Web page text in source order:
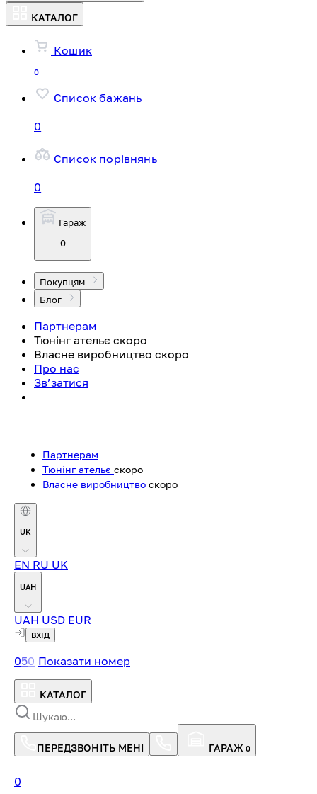
КАТАЛОГ
Кошик
0
Список бажань
0
Список порівнянь
0
Гараж
0
Покупцям
Блог
Партнерам
Тюнінг ательє скоро
Власне виробництво скоро
Про нас
Зв’затися
Партнерам
Тюнінг ательє скоро
Власне виробництво скоро
UK
EN RU UK
UAH
UAH USD EUR
ВХІД
050 Показати номер
КАТАЛОГ
ПЕРЕДЗВОНІТЬ МЕНІ ГАРАЖ 0
0